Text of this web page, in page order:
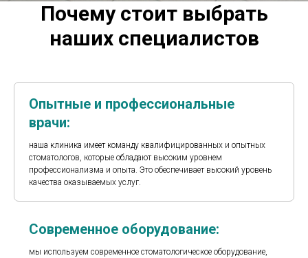
Почему стоит выбрать
наших специалистов
Опытные и профессиональные
врачи:
наша клиника имеет команду квалифицированных и опытных
стоматологов, которые обладают высоким уровнем
профессионализма и опыта. Это обеспечивает высокий уровень
качества оказываемых услуг.
Современное оборудование:
мы используем современное стоматологическое оборудование,